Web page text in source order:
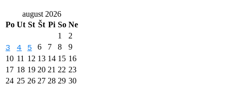
august 2026
Po Ut St Št Pi So Ne
1
2
3 4 5 6 7 8
9
10 11 12 13 14 15 16
17 18 19 20 21 22 23
24 25 26 27 28 29 30